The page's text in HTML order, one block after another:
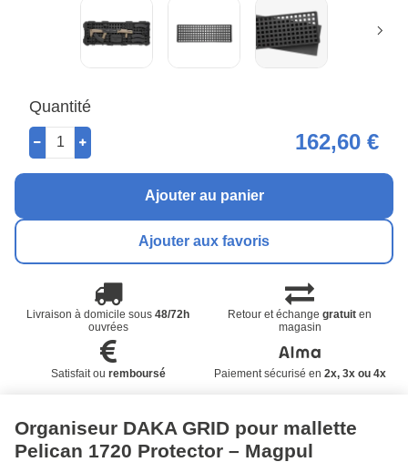
Quantité
162,60 €
Ajouter au panier
Ajouter aux favoris
Livraison à domicile sous48/72h
ouvrées
Retour et échangegratuit en
magasin
Satisfait ou remboursé Paiement sécurisé en 2x, 3x ou 4x
Organiseur DAKA GRID pour mallette
Pelican 1720 Protector – Magpul